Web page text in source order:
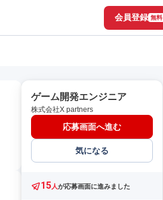
会員登録 無料
ゲーム開発エンジニア
株式会社X partners
応募画面へ進む
気になる
15人が応募画面に進みました